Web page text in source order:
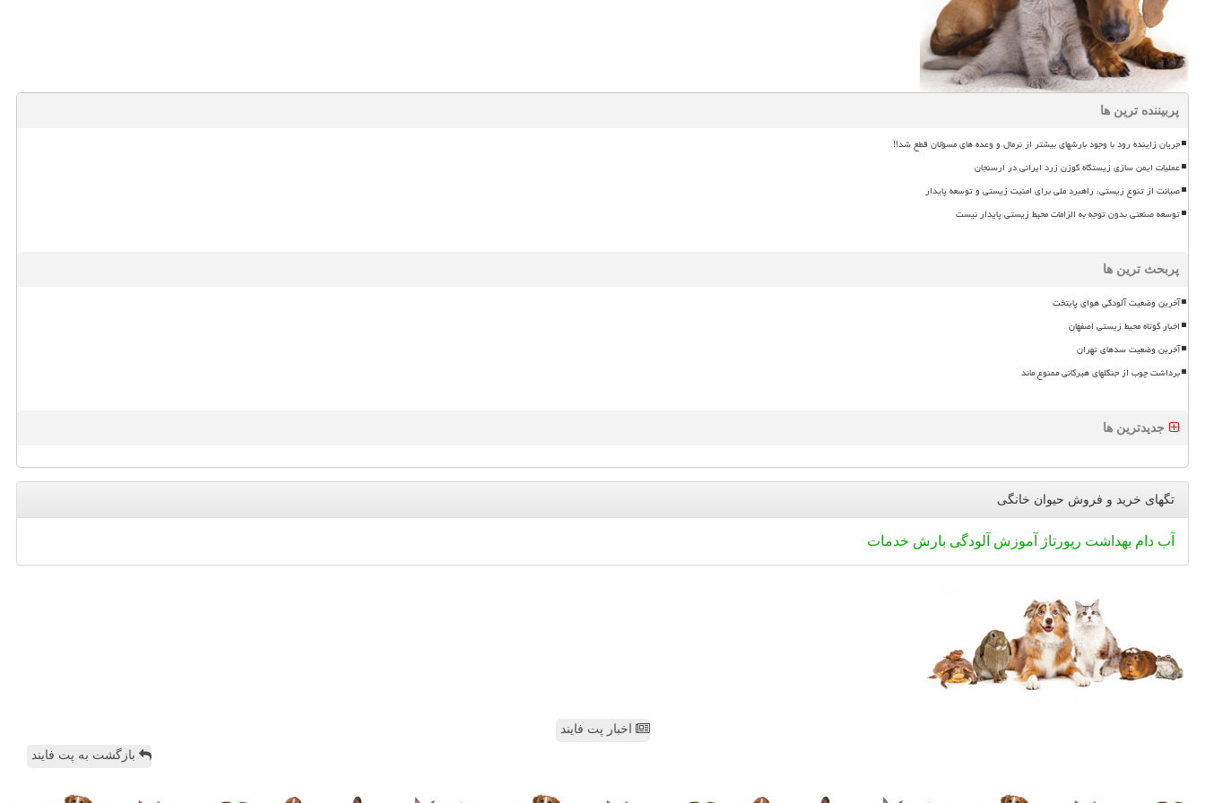
پربیننده ترین ها
جریان زاینده رود با وجود بارشهای بیشتر از نرمال و وعده های مسؤلان قطع شد!!
عملیات ایمن سازی زیستگاه گوزن زرد ایرانی در ارسنجان
صیانت از تنوع زیستی، راهبرد ملی برای امنیت زیستی و توسعه پایدار
توسعه صنعتی بدون توجه به الزامات محیط زیستی پایدار نیست
پربحث ترین ها
آخرین وضعیت آلودگی هوای پایتخت
اخبار کوتاه محیط زیستی اصفهان
آخرین وضعیت سدهای تهران
برداشت چوب از جنگلهای هیرکانی ممنوع ماند
جدیدترین ها
تگهای خرید و فروش حیوان خانگی
آب دام بهداشت رپورتاژ آموزش آلودگی بارش خدمات
اخبار پت فایند
بازگشت به پت فایند